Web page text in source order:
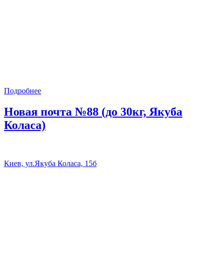
Подробнее
Новая почта №88 (до 30кг, Якуба
Коласа)
Киев, ул.Якуба Коласа, 15б